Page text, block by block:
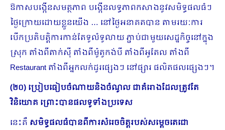
ឱកាសបង្កើនសមត្ថ​ភាព បង្កើនលទ្ធភាពកសាងនូវសមិទ្ធផលធំៗ
ថ្ងៃក្រោយដោយខ្លួនយើង … នៅថ្ងៃអនាគតបាន តាមរយៈការ
បើកប្រតិបត្តិការកាន់តែទូលំទូលាយ ភ្ជាប់ជាមួយសេដ្ឋកិច្ចនៅក្នុង
ស្រុក តាំងពីតាក់ស៊ី តាំងពីម៉ូតូកង់បី តាំងពីអូតែល តាំងពី
Restaurant តាំងពីអ្នកលក់ដូរផ្សេងៗ នៅផ្សារ ផលិតផលផ្សេងៗ។
(២០) ប្រៀបធៀបចំណាយនិងចំណូល ជាគំរោងដែលត្រូវតែ
វិនិយោគ ព្រោះបានផលទូទាំងប្រទេស
នេះគឺ សមិទ្ធផលធំបានពីការសំរេចចិត្តរបស់សម្តេចតេជោ